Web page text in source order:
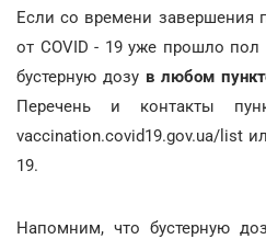
Если со времени завершения
от COVID - 19 уже прошло
бустерную дозу в любом
Перечень и контакты
vaccination.covid19.gov.ua/list
19.
Напомним, что бустерную